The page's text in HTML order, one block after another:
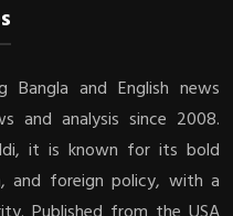
Bangla and English news
and analysis since 2008.
it is known for its bold
and foreign policy, with a